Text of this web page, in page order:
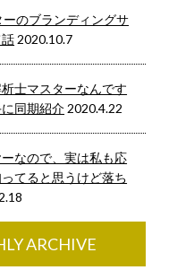
のブランディングサ
2020.10.7
士マスターなんです
同期紹介 2020.4.22
なので、実は私も応
てると思うけど落ち
ARCHIVE